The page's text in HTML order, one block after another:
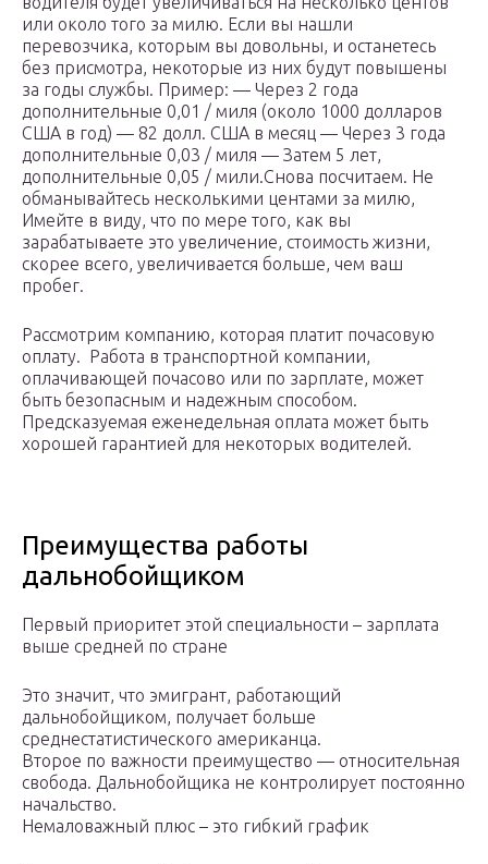
или около того за милю. Если вы нашли
перевозчика, которым вы довольны, и останетесь
без присмотра, некоторые из них будут повышены
за годы службы. Пример: — Через 2 года
дополнительные 0,01 / миля (около 1000 долларов
США в год) — 82 долл. США в месяц — Через 3 года
дополнительные 0,03 / миля — Затем 5 лет,
дополнительные 0,05 / мили.Снова посчитаем. Не
обманывайтесь несколькими центами за милю,
Имейте в виду, что по мере того, как вы
зарабатываете это увеличение, стоимость жизни,
скорее всего, увеличивается больше, чем ваш
пробег.
Рассмотрим компанию, которая платит почасовую
оплату. Работа в транспортной компании,
оплачивающей почасово или по зарплате, может
быть безопасным и надежным способом.
Предсказуемая еженедельная оплата может быть
хорошей гарантией для некоторых водителей.
Преимущества работы
дальнобойщиком
Первый приоритет этой специальности – зарплата
выше средней по стране
Это значит, что эмигрант, работающий
дальнобойщиком, получает больше
среднестатистического американца.
Второе по важности преимущество — относительная
свобода. Дальнобойщика не контролирует постоянно
начальство.
Немаловажный плюс – это гибкий график